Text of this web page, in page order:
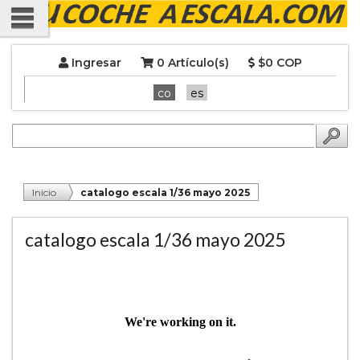
Ingresar 0 Artículo(s) $0 COP
co es
Inicio catalogo escala 1/36 mayo 2025
catalogo escala 1/36 mayo 2025